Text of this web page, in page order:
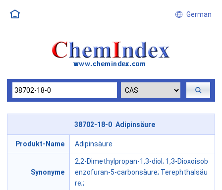
German
38702-18-0 Adipinsäure
Produkt-Name Adipinsäure
Synonyme
2,2-Dimethylpropan-1,3-diol; 1,3-Dioxoisob
enzofuran-5-carbonsäure; Terephthalsäu
re;;